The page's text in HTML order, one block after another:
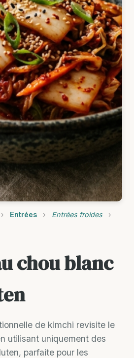
› Entrées › Entrées froides
›
chou blanc
de kimchi revisite le
utilisant uniquement des
parfaite pour les